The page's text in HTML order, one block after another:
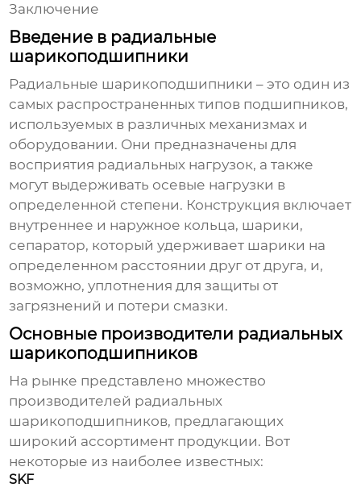
Заключение
Введение в радиальные
шарикоподшипники
Радиальные шарикоподшипники – это один из
самых распространенных типов подшипников,
используемых в различных механизмах и
оборудовании. Они предназначены для
восприятия радиальных нагрузок, а также
могут выдерживать осевые нагрузки в
определенной степени. Конструкция включает
внутреннее и наружное кольца, шарики,
сепаратор, который удерживает шарики на
определенном расстоянии друг от друга, и,
возможно, уплотнения для защиты от
загрязнений и потери смазки.
Основные производители радиальных
шарикоподшипников
На рынке представлено множество
производителей радиальных
шарикоподшипников, предлагающих
широкий ассортимент продукции. Вот
некоторые из наиболее известных:
SKF